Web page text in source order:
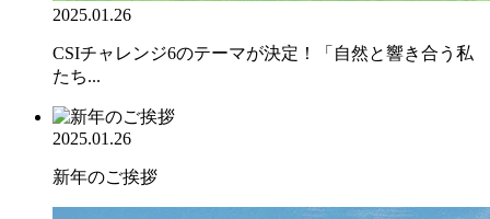
2025.01.26
CSIチャレンジ6のテーマが決定！「自然と響き合う私
たち...
2025.01.26
新年のご挨拶